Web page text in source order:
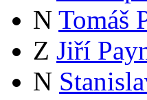
N Tomáš
Z Jiří
N